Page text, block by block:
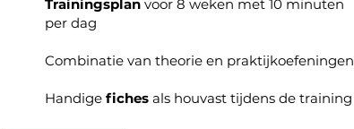
Trainingsplan voor 8 weken met 10 minuten
per dag
Combinatie van theorie en praktijkoefeningen
Handige fiches als houvast tijdens de training